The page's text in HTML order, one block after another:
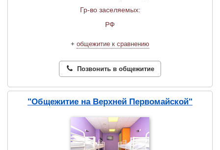
Гр-во заселяемых:
РФ
+ общежитие к сравнению
Позвонить в общежитие
"Общежитие на Верхней Первомайской"